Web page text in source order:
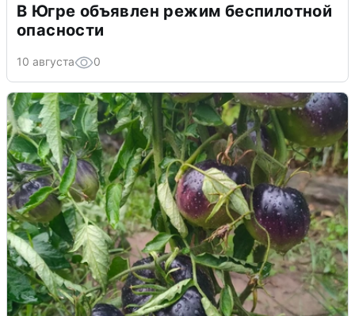
В Югре объявлен режим беспилотной
опасности
10 августа 0